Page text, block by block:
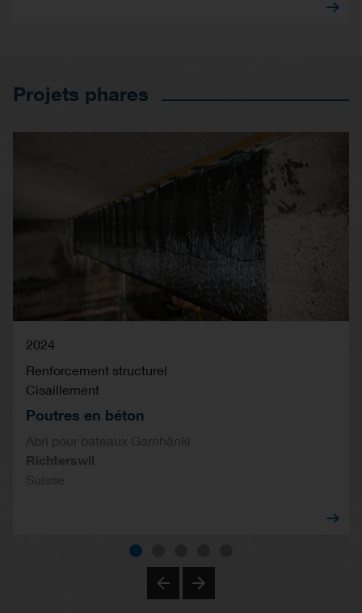
Projets phares
2024
Renforcement structurel
Cisaillement
Poutres en béton
Abri pour bateaux Garnhänki
Richterswil
Suisse